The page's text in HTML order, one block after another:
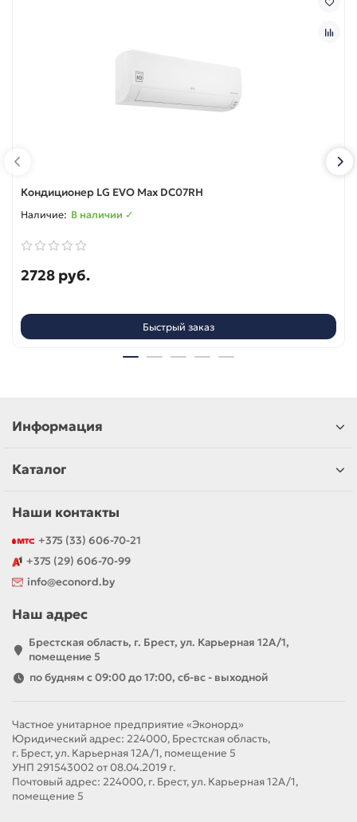
Кондиционер LG EVO Max DC07RH
В наличии ✓
2728 руб.
Быстрый заказ
Информация
Каталог
Наши контакты
+375 (33) 606-70-21
+375 (29) 606-70-99
info@econord.by
Наш адрес
Брестская область, г. Брест, ул. Карьерная 12А/1,
помещение 5
по будням с 09:00 до 17:00, сб-вс - выходной
Частное унитарное предприятие «Эконорд»
Юридический адрес: 224000, Брестская область,
г. Брест, ул. Карьерная 12А/1, помещение 5
УНП 291543002 от 08.04.2019 г.
Почтовый адрес: 224000, г. Брест, ул. Карьерная 12А/1,
помещение 5